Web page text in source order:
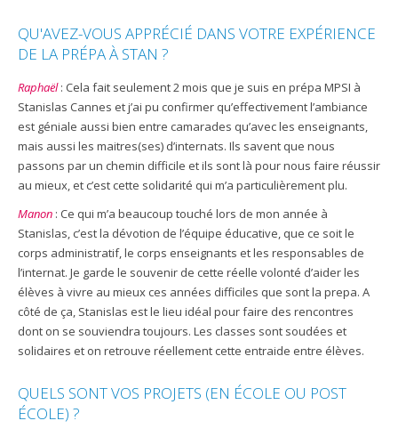
QU'AVEZ-VOUS APPRÉCIÉ DANS VOTRE EXPÉRIENCE
DE LA PRÉPA À STAN ?
Raphaël: Cela fait seulement 2 mois que je suis en prépa MPSI à
Stanislas Cannes et j’ai pu confirmer qu’effectivement l’ambiance
est géniale aussi bien entre camarades qu’avec les enseignants,
mais aussi les maitres(ses) d’internats. Ils savent que nous
passons par un chemin difficile et ils sont là pour nous faire réussir
au mieux, et c’est cette solidarité qui m’a particulièrement plu.
Manon : Ce qui m’a beaucoup touché lors de mon année à
Stanislas, c’est la dévotion de l’équipe éducative, que ce soit le
corps administratif, le corps enseignants et les responsables de
l’internat. Je garde le souvenir de cette réelle volonté d’aider les
élèves à vivre au mieux ces années difficiles que sont la prepa. A
côté de ça, Stanislas est le lieu idéal pour faire des rencontres
dont on se souviendra toujours. Les classes sont soudées et
solidaires et on retrouve réellement cette entraide entre élèves.
QUELS SONT VOS PROJETS (EN ÉCOLE OU POST
ÉCOLE) ?